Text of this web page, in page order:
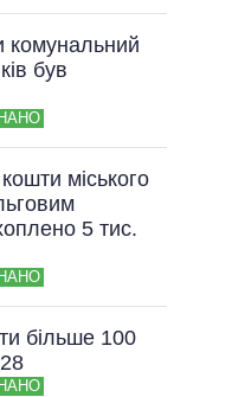
комунальний
був
міського
5 тис.
більше 100